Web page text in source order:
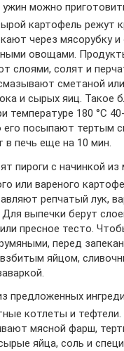
можно
картофель режут
через мясорубку
овощами.
слоями, солят и
сметаной
и сырых яиц. Такое
температуре 180 °С
его посыпают тертым
печь еще на 10 мин.
пироги с начинкой из
или вареного
репчатый лук,
выпечки берут
пресное тесто.
перед
яйцом,
предложенных
котлеты и тефтели.
мясной фарш,
яйца, соль и